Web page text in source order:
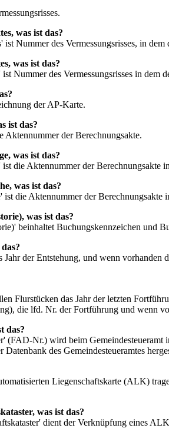
was ist das?
ist Nummer des Vermessungsrisses, in
was ist das?
Nummer des Vermessungsrisses in dem
der AP-Karte.
ist das?
Aktennummer der Berechnungsakte.
was ist das?
die Aktennummer der Berechnungsakte
was ist das?
die Aktennummer der Berechnungsakte
was ist das?
beinhaltet Buchungskennzeichen und
Jahr der Entstehung, und wenn
Flurstücken das Jahr der letzten
die lfd. Nr. der Fortführung und wenn
das?
(FAD-Nr.) wird beim
des Gemeindesteueramtes
Liegenschaftskarte (ALK)
was ist das?
dient der Verknüpfung eines